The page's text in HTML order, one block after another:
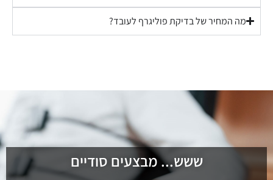
מה המחיר של בדיקת פוליגרף לעובד?
ששש... מבצעים סודיים